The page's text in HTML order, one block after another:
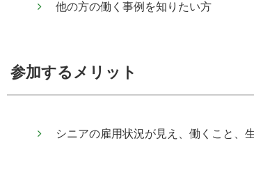
他の方の働く事例を知りたい方
参加するメリット
シニアの雇用状況が見え、働くこと、